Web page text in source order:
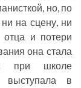
но, по
на сцену, ни
и потери
она стала
при школе
выступала в